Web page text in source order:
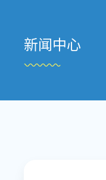
新闻中心